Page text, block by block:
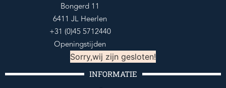
Bongerd 11
6411 JL Heerlen
+31 (0)45 5712440
Openingstijden
Sorry,wij zijn gesloten!
INFORMATIE